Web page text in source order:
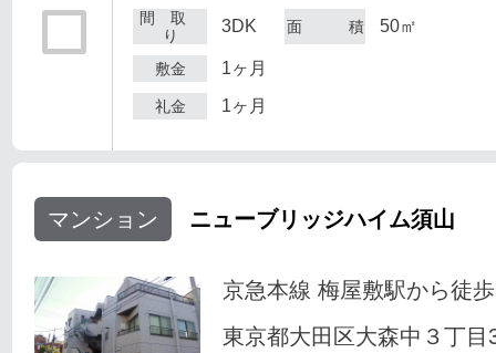
間 取
り
3DK 面 積 50㎡
敷金 1ヶ月
礼金 1ヶ月
マンション ニューブリッジハイム須山
京急本線 梅屋敷駅から徒
東京都大田区大森中３丁目